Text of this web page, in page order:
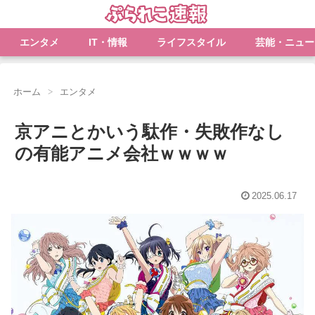
エンタメ IT・情報 ライフスタイル 芸能・ニュ
ホーム エンタメ
京アニとかいう駄作・失敗作なし
の有能アニメ会社ｗｗｗｗ
2025.06.17